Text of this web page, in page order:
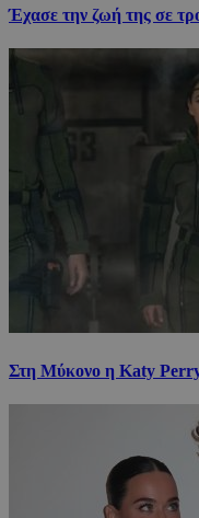
Έχασε την ζωή της σε
Στη Μύκονο η Katy